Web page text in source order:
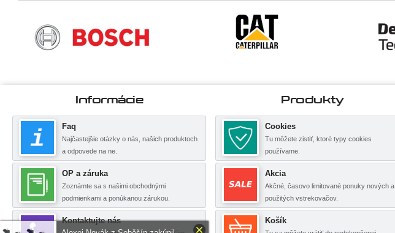
Informácie
Faq
Najčastejšie otázky o nás, našich produktoch
a odpovede na ne.
OP a záruka
Zoznámte sa s našimi obchodnými
podmienkami a ponúkanou zárukou.
Kontaktujte nás
Produkty
Cookies
Tu môžete zistiť, ktoré typy cookies
používame.
Akcia
Akčné, časovo limitované ponuky nových a
použitých vstrekovačov.
Košík